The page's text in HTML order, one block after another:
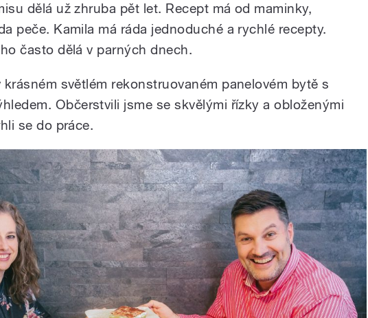
dělá už zhruba pět let. Recept má od maminky,
peče. Kamila má ráda jednoduché a rychlé recepty.
často dělá v parných dnech.
krásném světlém rekonstruovaném panelovém bytě s
Občerstvili jsme se skvělými řízky a obloženými
se do práce.